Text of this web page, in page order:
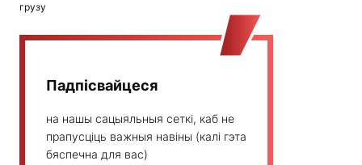
грузу
Падпісвайцеся
на нашы сацыяльныя сеткі, каб не
прапусціць важныя навіны (калі гэта
бяспечна для вас)